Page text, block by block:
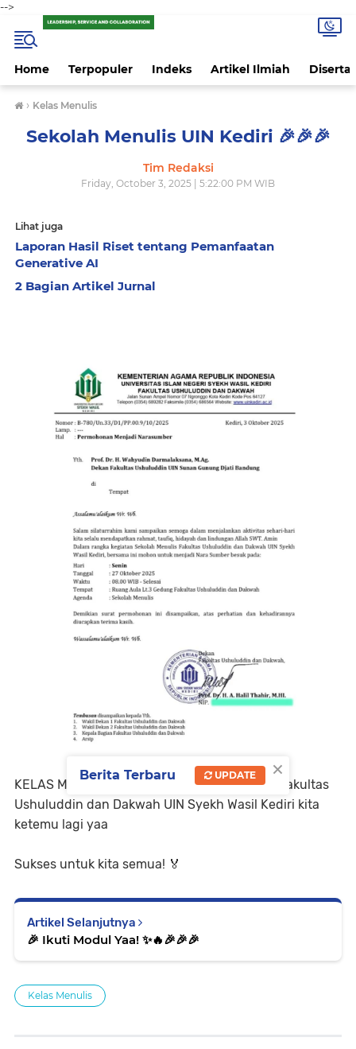
-->
Home Terpopuler Indeks Artikel Ilmiah
› Kelas Menulis
Sekolah Menulis UIN Kediri 🎉🎉🎉
Tim Redaksi
Friday, October 3, 2025 | 5:22:00 PM WIB
Lihat juga
Laporan Hasil Riset tentang Pemanfaatan
Generative AI
2 Bagian Artikel Jurnal
KELAS MENULIS -- Man-temans Mahasiswa Fakultas
Ushuluddin dan Dakwah UIN Syekh Wasil Kediri kita
ketemu lagi yaa
Sukses untuk kita semua! 🏅
Artikel Selanjutnya
🎉 Ikuti Modul Yaa! ✨️🔥🎉🎉🎉
Kelas Menulis
×
Berita Terbaru UPDATE